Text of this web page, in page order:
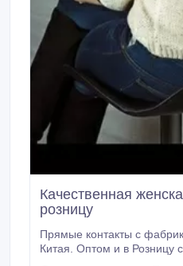
Качественная
розницу
Прямые контакты с фабриками
Китая. Оптом и в Розницу